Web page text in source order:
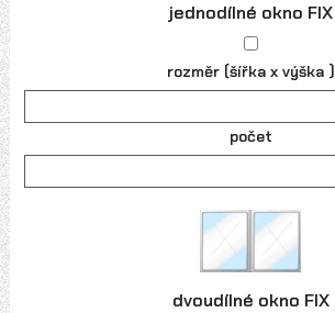
jednodílné okno FIX
rozměr (šířka x výška )
počet
dvoudílné okno FIX